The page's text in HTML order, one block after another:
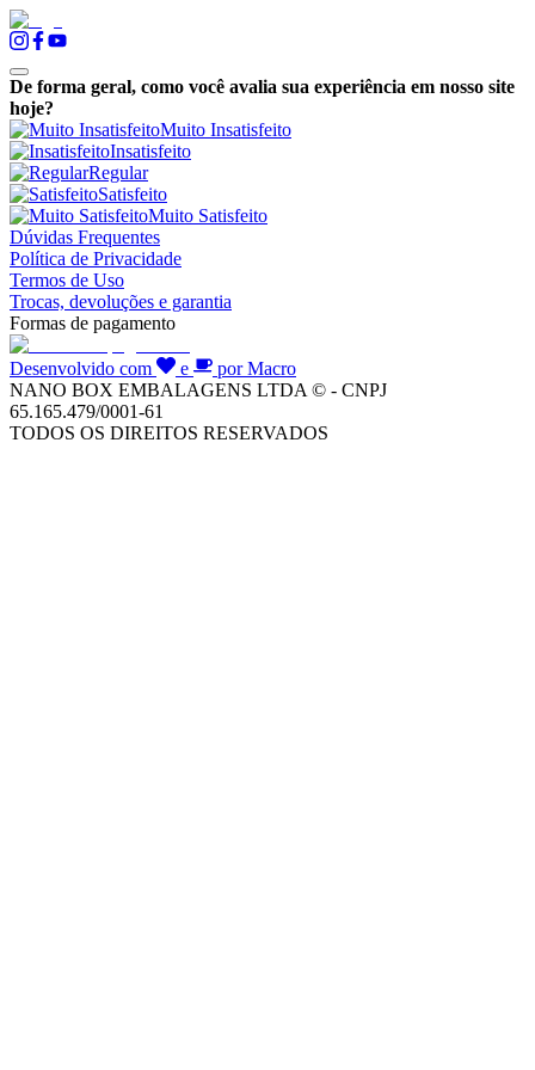
De forma geral, como você avalia sua experiência em nosso site
hoje?
Muito Insatisfeito
Insatisfeito
Regular
Satisfeito
Muito Satisfeito
Dúvidas Frequentes
Política de Privacidade
Termos de Uso
Trocas, devoluções e garantia
Formas de pagamento
Desenvolvido com e
por Macro
NANO BOX EMBALAGENS LTDA © - CNPJ
65.165.479/0001-61
TODOS OS DIREITOS RESERVADOS